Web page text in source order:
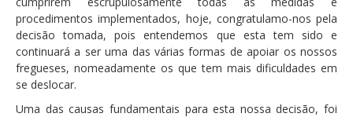
Regulamentos em Vigor
Requerimentos em Vigor
Sugestões/Reclamações
Tabela - Taxas e Licenças
procedimentos implementados, hoje, congratulamo-nos pela
decisão tomada, pois entendemos que esta tem sido e
continuará a ser uma das várias formas de apoiar os nossos
fregueses, nomeadamente os que tem mais dificuldades em
se deslocar.
Uma das causas fundamentais para esta nossa decisão, foi